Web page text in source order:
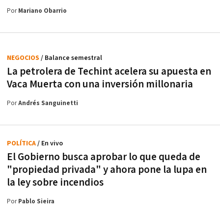
PorMariano Obarrio
La petrolera de Techint acelera su apuesta en
Vaca Muerta con una inversión millonaria
NEGOCIOS / Balance semestral
PorAndrés Sanguinetti
El Gobierno busca aprobar lo que queda de
"propiedad privada" y ahora pone la lupa en
la ley sobre incendios
POLÍTICA/ En vivo
PorPablo Sieira